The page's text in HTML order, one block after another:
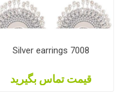
Silver earrings 7008
قیمت تماس بگیرید